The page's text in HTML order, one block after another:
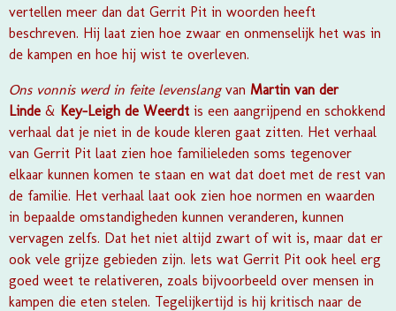
vertellen meer dan dat Gerrit Pit in woorden heeft
beschreven. Hij laat zien hoe zwaar en onmenselijk het was in
de kampen en hoe hij wist te overleven.
Ons vonnis werd in feite levenslang van Martin van der
Linde & Key-Leigh de Weerdt is een aangrijpend en schokkend
verhaal dat je niet in de koude kleren gaat zitten. Het verhaal
van Gerrit Pit laat zien hoe familieleden soms tegenover
elkaar kunnen komen te staan en wat dat doet met de rest van
de familie. Het verhaal laat ook zien hoe normen en waarden
in bepaalde omstandigheden kunnen veranderen, kunnen
vervagen zelfs. Dat het niet altijd zwart of wit is, maar dat er
ook vele grijze gebieden zijn. Iets wat Gerrit Pit ook heel erg
goed weet te relativeren, zoals bijvoorbeeld over mensen in
kampen die eten stelen. Tegelijkertijd is hij kritisch naar de